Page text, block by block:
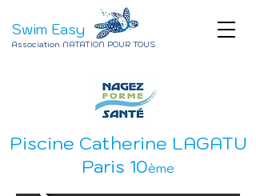
Swim Easy
Association NATATION POUR TOUS
Piscine Catherine LAGATU
Paris 10ème